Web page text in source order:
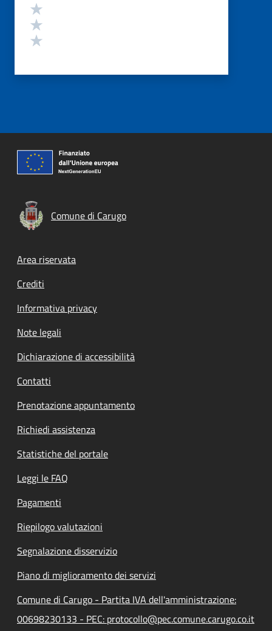
Comune di Carugo
Footer menu
Area riservata
Crediti
Informativa privacy
Note legali
Dichiarazione di accessibilità
Contatti
Prenotazione appuntamento
Richiedi assistenza
Statistiche del portale
Leggi le FAQ
Pagamenti
Riepilogo valutazioni
Segnalazione disservizio
Piano di miglioramento dei servizi
Comune di Carugo - Partita IVA dell'amministrazione:
00698230133 - PEC: protocollo@pec.comune.carugo.co.it